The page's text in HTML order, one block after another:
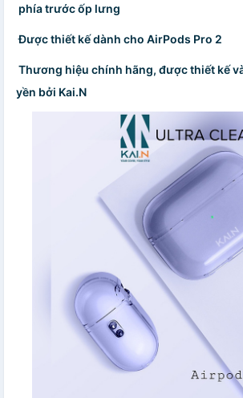
phía trước ốp lưng
Được thiết kế dành cho AirPods Pro 2
Thương hiệu chính hãng, được thiết kế
yền bởi Kai.N